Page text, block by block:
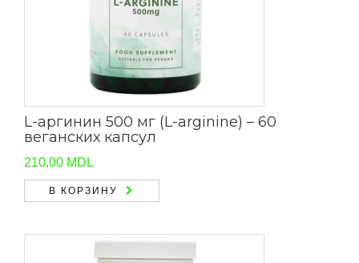
L-аргинин 500 мг (L-arginine) – 60
веганских капсул
210,00 MDL
В КОРЗИНУ